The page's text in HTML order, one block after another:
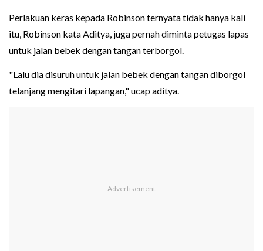
Perlakuan keras kepada Robinson ternyata tidak hanya kali
itu, Robinson kata Aditya, juga pernah diminta petugas lapas
untuk jalan bebek dengan tangan terborgol.
"Lalu dia disuruh untuk jalan bebek dengan tangan diborgol
telanjang mengitari lapangan," ucap aditya.